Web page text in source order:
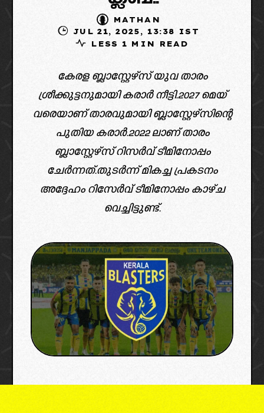
MATHAN
JUL 21, 2025, 13:38 IST
LESS 1 MIN READ
കേരള ബ്ലാസ്റ്റേഴ്‌സ് യുവ താരം
ശ്രീക്കുട്ടനുമായി കരാർ നീട്ടി.2027 മെയ്‌
വരെയാണ് താരവുമായി ബ്ലാസ്റ്റേഴ്‌സിന്റെ
പുതിയ കരാർ.2022 ലാണ് താരം
ബ്ലാസ്റ്റേഴ്‌സ് റിസർവ് ടീമിനോപ്പം
ചേർന്നത്.തുടർന്ന് മികച്ച പ്രകടനം
അദ്ദേഹം റിസേർവ് ടീമിനോപ്പം കാഴ്ച
വെച്ചിട്ടുണ്ട്.